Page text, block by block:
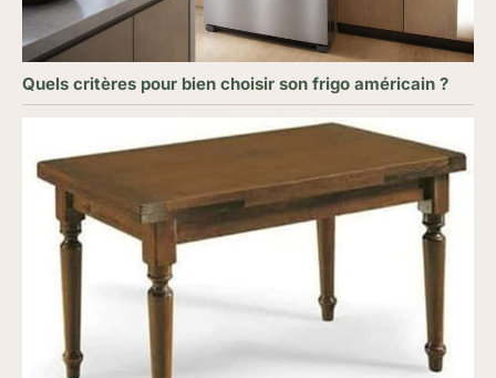
Quels critères pour bien choisir son frigo américain ?